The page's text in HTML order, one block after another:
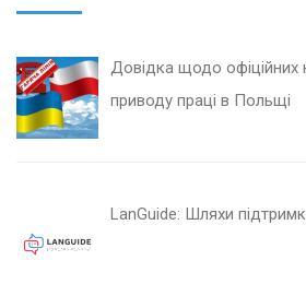
Довідка щодо офіційних
приводу праці в Польщі
LanGuide: Шляхи